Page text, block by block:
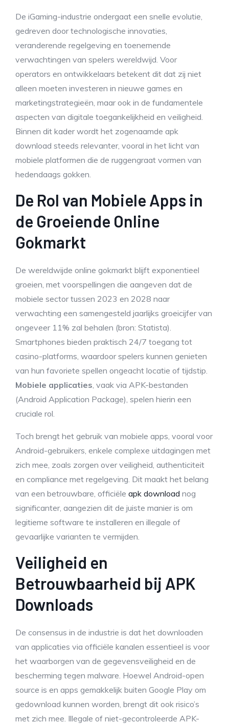
De iGaming-industrie ondergaat een snelle evolutie,
gedreven door technologische innovaties,
veranderende regelgeving en toenemende
verwachtingen van spelers wereldwijd. Voor
operators en ontwikkelaars betekent dit dat zij niet
alleen moeten investeren in nieuwe games en
marketingstrategieën, maar ook in de fundamentele
aspecten van digitale toegankelijkheid en veiligheid.
Binnen dit kader wordt het zogenaamde apk
download steeds relevanter, vooral in het licht van
mobiele platformen die de ruggengraat vormen van
hedendaags gokken.
De Rol van Mobiele Apps in
de Groeiende Online
Gokmarkt
De wereldwijde online gokmarkt blijft exponentieel
groeien, met voorspellingen die aangeven dat de
mobiele sector tussen 2023 en 2028 naar
verwachting een samengesteld jaarlijks groeicijfer van
ongeveer 11% zal behalen (bron: Statista).
Smartphones bieden praktisch 24/7 toegang tot
casino-platforms, waardoor spelers kunnen genieten
van hun favoriete spellen ongeacht locatie of tijdstip.
Mobiele applicaties, vaak via APK-bestanden
(Android Application Package), spelen hierin een
cruciale rol.
Toch brengt het gebruik van mobiele apps, vooral voor
Android-gebruikers, enkele complexe uitdagingen met
zich mee, zoals zorgen over veiligheid, authenticiteit
en compliance met regelgeving. Dit maakt het belang
van een betrouwbare, officiële apk download nog
significanter, aangezien dit de juiste manier is om
legitieme software te installeren en illegale of
gevaarlijke varianten te vermijden.
Veiligheid en
Betrouwbaarheid bij APK
Downloads
De consensus in de industrie is dat het downloaden
van applicaties via officiële kanalen essentieel is voor
het waarborgen van de gegevensveiligheid en de
bescherming tegen malware. Hoewel Android-open
source is en apps gemakkelijk buiten Google Play om
gedownload kunnen worden, brengt dit ook risico’s
met zich mee. Illegale of niet-gecontroleerde APK-